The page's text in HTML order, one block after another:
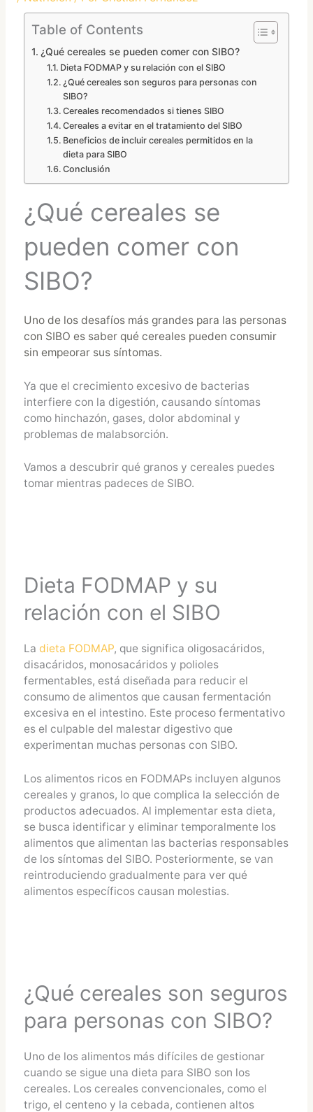
Table of Contents
¿Qué cereales se pueden comer con SIBO?
Dieta FODMAP y su relación con el SIBO
¿Qué cereales son seguros para personas con
SIBO?
Cereales recomendados si tienes SIBO
Cereales a evitar en el tratamiento del SIBO
Beneficios de incluir cereales permitidos en la
dieta para SIBO
Conclusión
¿Qué cereales se
pueden comer con
SIBO?
Uno de los desafíos más grandes para las personas
con SIBO es saber qué cereales pueden consumir
sin empeorar sus síntomas.
Ya que el crecimiento excesivo de bacterias
interfiere con la digestión, causando síntomas
como hinchazón, gases, dolor abdominal y
problemas de malabsorción.
Vamos a descubrir qué granos y cereales puedes
tomar mientras padeces de SIBO.
Dieta FODMAP y su
relación con el SIBO
La dieta FODMAP, que significa oligosacáridos,
disacáridos, monosacáridos y polioles
fermentables, está diseñada para reducir el
consumo de alimentos que causan fermentación
excesiva en el intestino. Este proceso fermentativo
es el culpable del malestar digestivo que
experimentan muchas personas con SIBO.
Los alimentos ricos en FODMAPs incluyen algunos
cereales y granos, lo que complica la selección de
productos adecuados. Al implementar esta dieta,
se busca identificar y eliminar temporalmente los
alimentos que alimentan las bacterias responsables
de los síntomas del SIBO. Posteriormente, se van
reintroduciendo gradualmente para ver qué
alimentos específicos causan molestias.
¿Qué cereales son seguros
para personas con SIBO?
Uno de los alimentos más difíciles de gestionar
cuando se sigue una dieta para SIBO son los
cereales. Los cereales convencionales, como el
trigo, el centeno y la cebada, contienen altos